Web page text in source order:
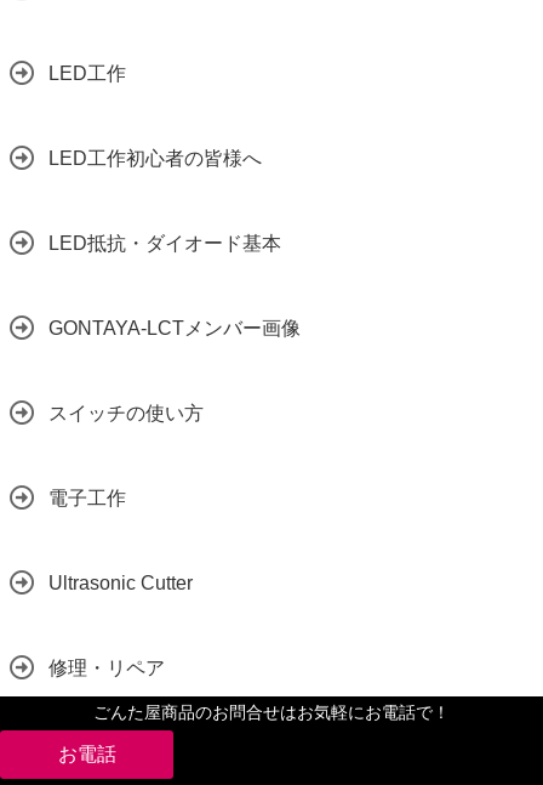
ごんた屋商品のお問合せはお気軽にお電話で！
LED工作
LED工作初心者の皆様へ
LED抵抗・ダイオード基本
GONTAYA-LCTメンバー画像
スイッチの使い方
電子工作
Ultrasonic Cutter
修理・リペア
LED技能講習授業